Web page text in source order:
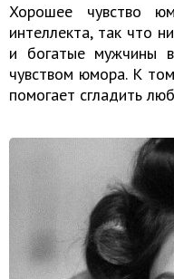
Хорошее чувство
интеллекта, так что
и богатые мужчины
чувством юмора. К
помогает сгладить